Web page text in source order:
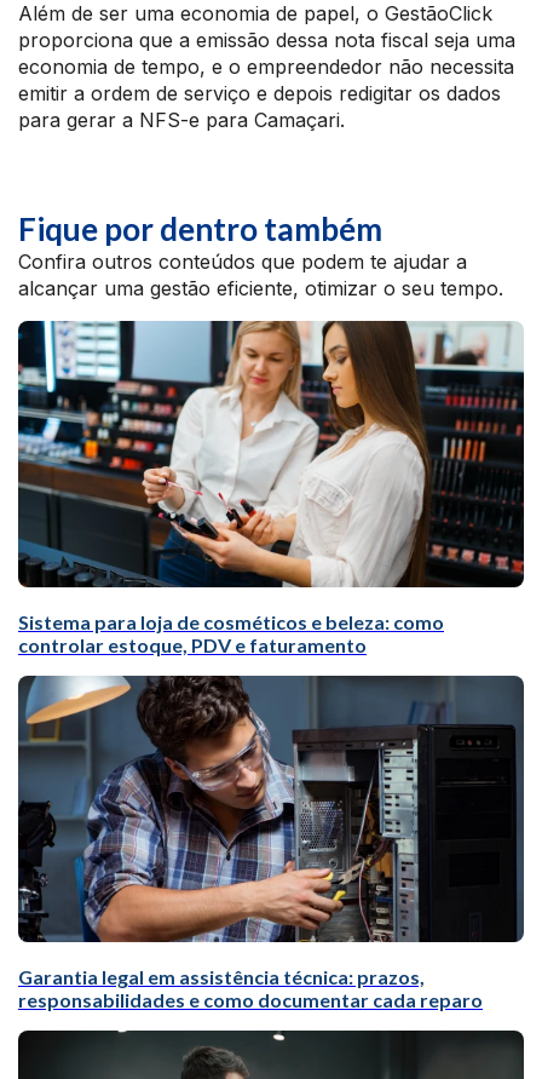
Além de ser uma economia de papel, o GestãoClick
proporciona que a emissão dessa nota fiscal seja uma
economia de tempo, e o empreendedor não necessita
emitir a ordem de serviço e depois redigitar os dados
para gerar a NFS-e para Camaçari.
Fique por dentro também
Confira outros conteúdos que podem te ajudar a
alcançar uma gestão eficiente, otimizar o seu tempo.
Sistema para loja de cosméticos e beleza: como
controlar estoque, PDV e faturamento
Garantia legal em assistência técnica: prazos,
responsabilidades e como documentar cada reparo